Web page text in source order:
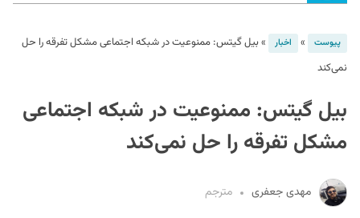
پیوست » اخبار »بیل ‌گیتس: ممنوعیت‌ در شبکه اجتماعی مشکل تفرقه را حل
نمی‌کند
بیل ‌گیتس: ممنوعیت‌ در شبکه اجتماعی
مشکل تفرقه را حل نمی‌کند
مهدی جعفری مترجم